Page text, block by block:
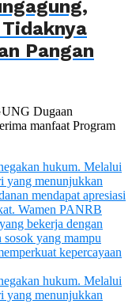
Pangan
Dugaan
manfaat Program